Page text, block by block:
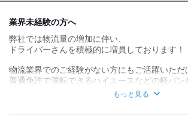
デスクワーク
お客様との対話が
少ない
力仕事が少ない
業界未経験の方へ
弊社では物流量の増加に伴い、
ドライバーさんを積極的に増員しております！
物流業界でのご経験がない方にもご活躍いただ
普通免許で運転できるハイエースなどの軽バン
大型のトラックまで様々な車種をご用意してお
もっと見る